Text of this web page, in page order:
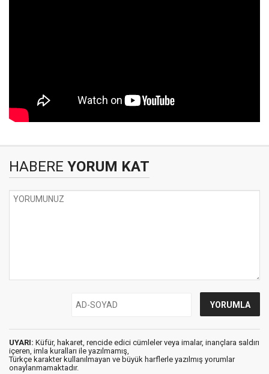
HABERE YORUM KAT
UYARI: Küfür, hakaret, rencide edici cümleler veya imalar, inançlara saldırı
içeren, imla kuralları ile yazılmamış,
Türkçe karakter kullanılmayan ve büyük harflerle yazılmış yorumlar
onaylanmamaktadır.